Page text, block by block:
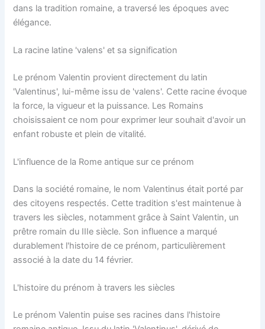
dans la tradition romaine, a traversé les époques avec
élégance.
La racine latine 'valens' et sa signification
Le prénom Valentin provient directement du latin
'Valentinus', lui-même issu de 'valens'. Cette racine évoque
la force, la vigueur et la puissance. Les Romains
choisissaient ce nom pour exprimer leur souhait d'avoir un
enfant robuste et plein de vitalité.
L'influence de la Rome antique sur ce prénom
Dans la société romaine, le nom Valentinus était porté par
des citoyens respectés. Cette tradition s'est maintenue à
travers les siècles, notamment grâce à Saint Valentin, un
prêtre romain du IIIe siècle. Son influence a marqué
durablement l'histoire de ce prénom, particulièrement
associé à la date du 14 février.
L'histoire du prénom à travers les siècles
Le prénom Valentin puise ses racines dans l'histoire